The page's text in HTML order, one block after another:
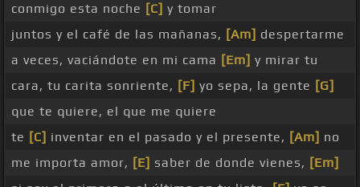
conmigo esta noche [C] y tomar
juntos y el café de las mañanas, [Am] despertarme
a veces, vaciándote en mi cama [Em] y mirar tu
cara, tu carita sonriente, [F] yo sepa, la gente [G]
que te quiere, el que me quiere
te [C] inventar en el pasado y el presente, [Am] no
me importa amor, [E] saber de donde vienes, [Em]